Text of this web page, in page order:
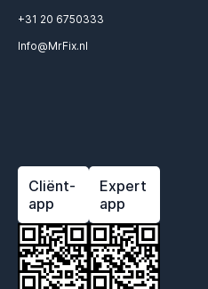
+31 20 6750333
Info@MrFix.nl
Cliënt-
app
Expert
app